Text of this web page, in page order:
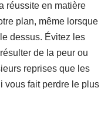
réussite en matière
plan, même lorsque
dessus. Évitez les
de la peur ou
reprises que les
vous fait perdre le plus